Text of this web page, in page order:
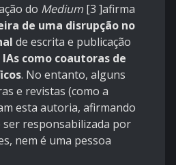
do Medium [3 ]afirma
de uma disrupção no
de escrita e publicação
como coautoras de
. No entanto, alguns
e revistas (como a
esta autoria, afirmando
ser responsabilizada por
nem é uma pessoa